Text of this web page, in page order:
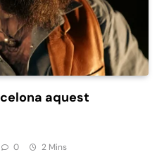
aquest
0 2 Mins